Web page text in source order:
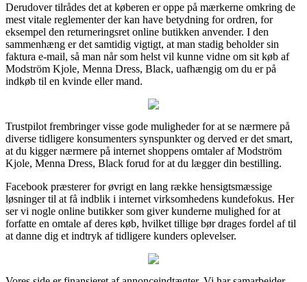
Derudover tilrådes det at køberen er oppe på mærkerne omkring de
mest vitale reglementer der kan have betydning for ordren, for
eksempel den returneringsret online butikken anvender. I den
sammenhæng er det samtidig vigtigt, at man stadig beholder sin
faktura e-mail, så man når som helst vil kunne vidne om sit køb af
Modström Kjole, Menna Dress, Black, uafhængig om du er på
indkøb til en kvinde eller mand.
Trustpilot frembringer visse gode muligheder for at se nærmere på
diverse tidligere konsumenters synspunkter og derved er det smart,
at du kigger nærmere på internet shoppens omtaler af Modström
Kjole, Menna Dress, Black forud for at du lægger din bestilling.
Facebook præsterer for øvrigt en lang række hensigtsmæssige
løsninger til at få indblik i internet virksomhedens kundefokus. Her
ser vi nogle online butikker som giver kunderne mulighed for at
forfatte en omtale af deres køb, hvilket tillige bør drages fordel af til
at danne dig et indtryk af tidligere kunders oplevelser.